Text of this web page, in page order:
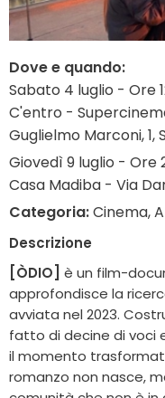
Dove e quando:
Sabato 4 luglio - Ore
C'entro -
Guglielmo Marconi, 1,
Giovedì 9 luglio - Ore
Casa Madiba - Via
Categoria:Cinema,
Descrizione
[ÒDIO] è un film-
approfondisce la
avviata nel 2023.
fatto di decine di voci
il momento
romanzo non nasce,